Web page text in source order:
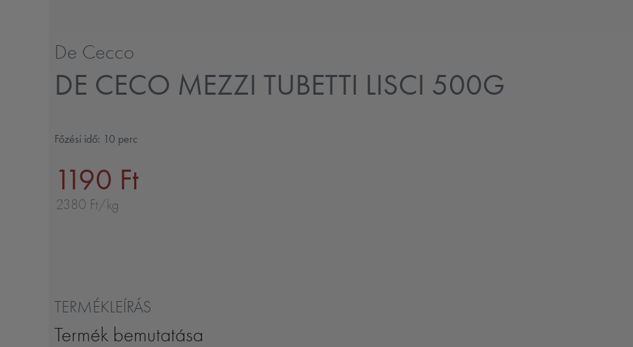
De Cecco
DE CECO MEZZI TUBETTI LISCI 500G
Főzési idő: 10 perc
1190 Ft
2380 Ft/kg
TERMÉKLEÍRÁS
Termék bemutatása